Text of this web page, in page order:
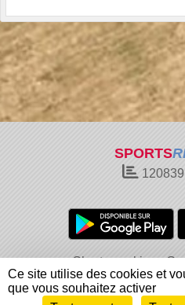
SPORTS
Charte cookies
Informations légales
Ce site utilise des cookies et
que vous souhaitez activer